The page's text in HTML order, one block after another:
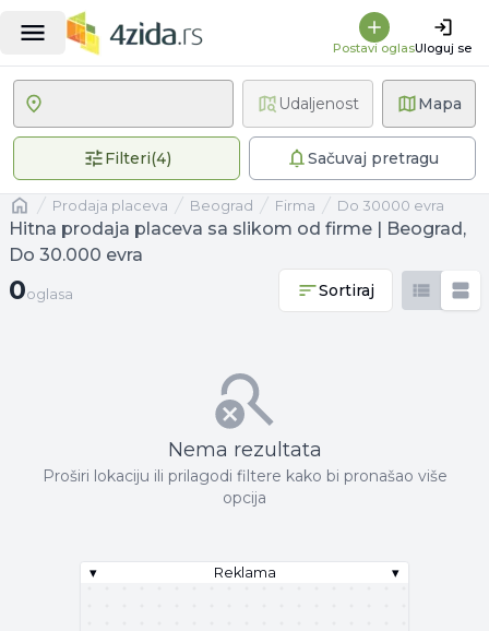
Postavi oglasUloguj se
Mapa
Filteri(4)4 primenjena filteraSačuvaj pretragu
Udaljenost
Naslovnaprodaja placeva Beograd firma Do 30000 evra
Hitna prodaja placeva sa slikom od firme | Beograd,
Do 30.000 evra
0 oglasa
0oglasa Sortiraj
Nema rezultata
Proširi lokaciju ili prilagodi filtere kako bi pronašao više
opcija
▾ Reklama ▾